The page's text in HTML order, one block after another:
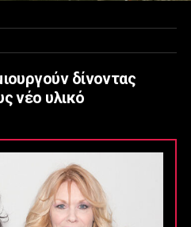
δίνοντας
νέο υλικό